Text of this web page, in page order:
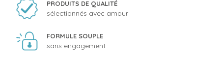
PRODUITS DE QUALITÉ
sélectionnés avec amour
FORMULE SOUPLE
sans engagement